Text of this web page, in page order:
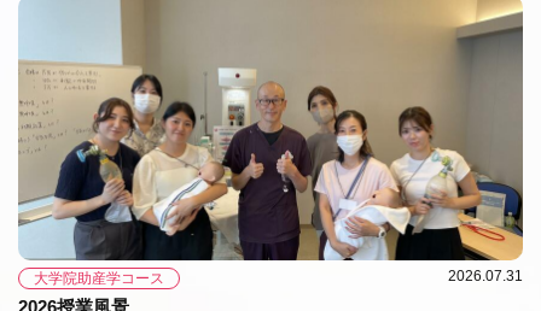
大学院助産学コース 2026.07.31
2026授業風景